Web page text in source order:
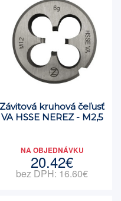
Závitová kruhová čeľusť
VA HSSE NEREZ - M2,5
NA OBJEDNÁVKU
20.42€
bez DPH: 16.60€